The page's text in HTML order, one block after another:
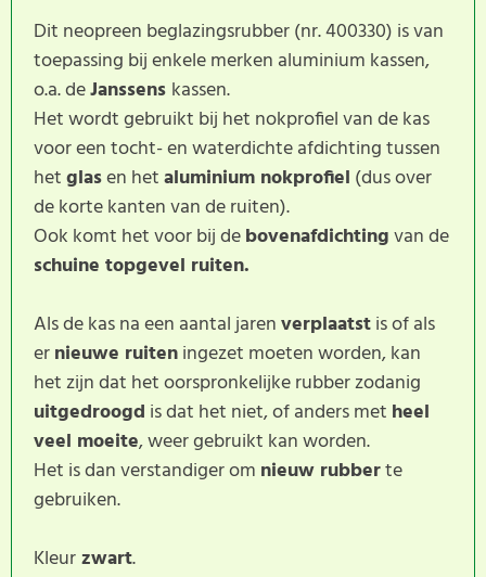
Dit neopreen beglazingsrubber (nr. 400330) is van
toepassing bij enkele merken aluminium kassen,
o.a. deJanssens kassen.
Het wordt gebruikt bij het nokprofiel van de kas
voor een tocht- en waterdichte afdichting tussen
hetglasen hetaluminium nokprofiel (dus over
de korte kanten van de ruiten).
Ook komt het voor bij debovenafdichtingvan de
schuine topgevel ruiten.
Als de kas na een aantal jarenverplaatstis of als
ernieuwe ruiteningezet moeten worden, kan
het zijn dat het oorspronkelijke rubber zodanig
uitgedroogd is dat het niet, of anders met heel
veel moeite, weer gebruikt kan worden.
Het is dan verstandiger om nieuw rubberte
gebruiken.
Kleurzwart.